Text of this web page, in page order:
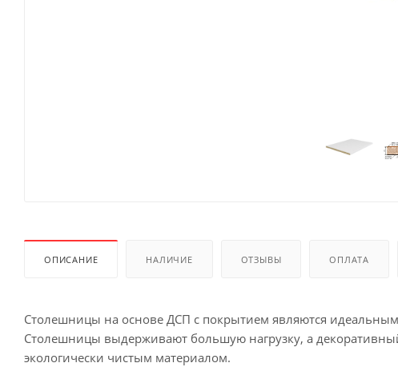
ОПИСАНИЕ НАЛИЧИЕ ОТЗЫВЫ ОПЛАТА
Столешницы на основе ДСП с покрытием являются
Столешницы выдерживают большую нагрузку, а
экологически чистым материалом.